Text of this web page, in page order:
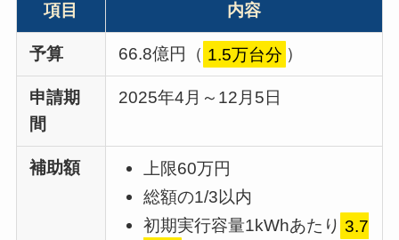
項目 内容
予算 66.8億円（ 1.5万台分 ）
申請期
間
2025年4月～12月5日
補助額
上限60万円
総額の1/3以内
初期実行容量1kWhあたり 3.7